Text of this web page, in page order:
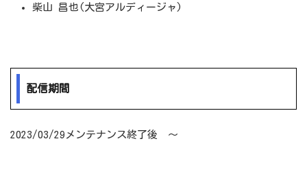
柴山 昌也(大宮アルディージャ)
配信期間
2023/03/29メンテナンス終了後 ～